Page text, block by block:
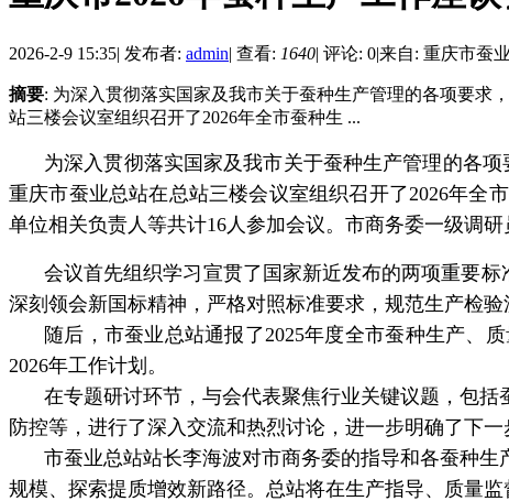
2026-2-9 15:35| 发布者: admin| 查看: 1640| 评论: 0|来自: 重庆市蚕
摘要: 为深入贯彻落实国家及我市关于蚕种生产管理的各项要求
站三楼会议室组织召开了2026年全市蚕种生 ...
为深入贯彻落实国家及我市关于蚕种生产管理的各
重庆市蚕业总站在总站三楼会议室组织召开了2026年全
单位相关负责人等共计16 人参加会议。市商务委一级调
会议首先组织学习宣贯了国家新近发布的两项重要标
深刻领会新国标精神，严格对照标准要求，规范生产检验
随后，市蚕业总站通报了2025年度全市蚕种生产、
2026年工作计划。
在专题研讨环节，与会代表聚焦行业关键议题，包
防控等，进行了深入交流和热烈讨论，进一步明确了下一
市蚕业总站站长李海波对市商务委的指导和各蚕种
规模、探索提质增效新路径。总站将在生产指导、质量